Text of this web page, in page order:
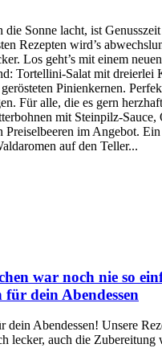
die Sonne lacht, ist
Rezepten wird’s
Los geht’s mit einem
Tortellini-Salat mit dreierlei
Pinienkernen.
Für alle, die es gern
mit Steinpilz-Sauce,
Preiselbeeren im Angebot.
auf den Teller...
war noch nie so
dein Abendessen
dein Abendessen! Unsere
lecker, auch die Zubereitung